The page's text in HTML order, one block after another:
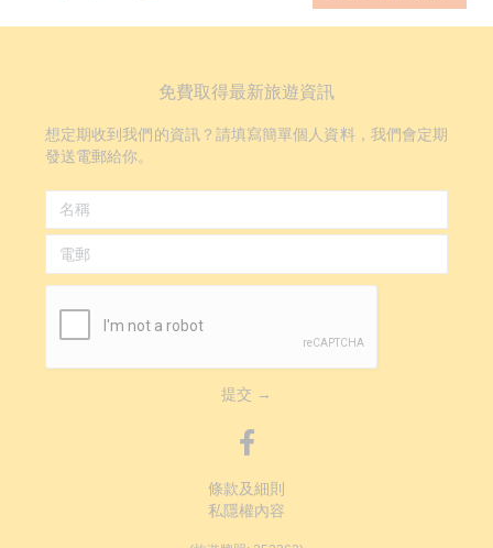
免費取得最新旅遊資訊
想定期收到我們的資訊？請填寫簡單個人資料，我們會定期
發送電郵給你。
提交 →
條款及細則
私隱權內容